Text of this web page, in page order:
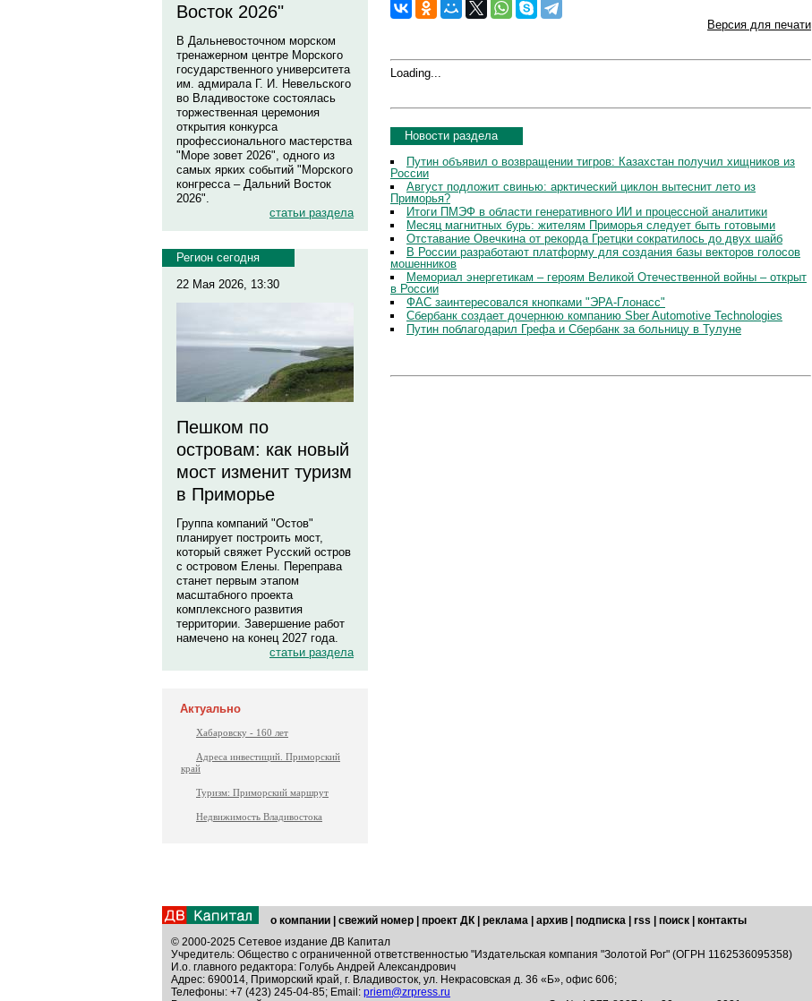
Восток 2026"
В Дальневосточном морском
тренажерном центре Морского
государственного университета
им. адмирала Г. И. Невельского
во Владивостоке состоялась
торжественная церемония
открытия конкурса
профессионального мастерства
"Море зовет 2026", одного из
самых ярких событий "Морского
конгресса – Дальний Восток
2026".
статьи раздела
Регион сегодня
22 Мая 2026, 13:30
Пешком по
островам: как новый
мост изменит туризм
в Приморье
Группа компаний "Остов"
планирует построить мост,
который свяжет Русский остров
с островом Елены. Переправа
станет первым этапом
масштабного проекта
комплексного развития
территории. Завершение работ
намечено на конец 2027 года.
статьи раздела
Актуально
Хабаровску - 160 лет
Адреса инвестиций. Приморский
край
Туризм: Приморский маршрут
Недвижимость Владивостока
Версия для печати
Loading...
Новости раздела
Путин объявил о возвращении тигров: Казахстан получил хищников из
России
Август подложит свинью: арктический циклон вытеснит лето из
Приморья?
Итоги ПМЭФ в области генеративного ИИ и процессной аналитики
Месяц магнитных бурь: жителям Приморья следует быть готовыми
Отставание Овечкина от рекорда Гретцки сократилось до двух шайб
В России разработают платформу для создания базы векторов голосов
мошенников
Мемориал энергетикам – героям Великой Отечественной войны – открыт
в России
ФАС заинтересовался кнопками "ЭРА-Глонасс"
Сбербанк создает дочернюю компанию Sber Automotive Technologies
Путин поблагодарил Грефа и Сбербанк за больницу в Тулуне
о компании свежий номер проект ДК реклама архив подписка rss поиск
контакты
© 2000-2025 Сетевое издание ДВ Капитал
Учредитель: Общество с ограниченной ответственностью "Издательская компания "Золотой Рог" (ОГРН 1162536095358)
И.о. главного редактора: Голубь Андрей Александрович
Адрес: 690014, Приморский край, г. Владивосток, ул. Некрасовская д. 36 «Б», офис 606;
Телефоны: +7 (423) 245-04-85; Email: priem@zrpress.ru